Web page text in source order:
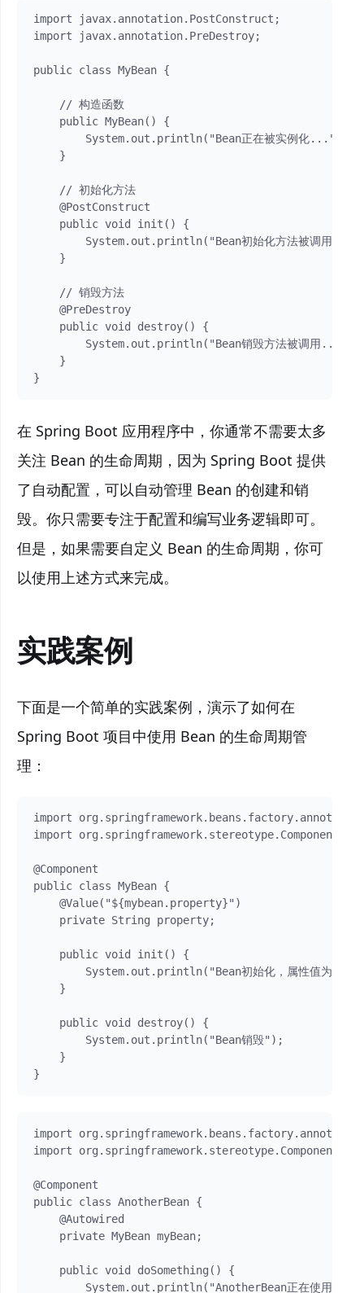
import javax.annotation.PostConstruct;
import javax.annotation.PreDestroy;
public class MyBean {
    // 构造函数
    public MyBean() {
        System.out.println("Bean正在被实例化...");
    }
    // 初始化方法
    @PostConstruct
    public void init() {
System.out.println("Bean初始化方法被调用
    }
    // 销毁方法
    @PreDestroy
    public void destroy() {
        System.out.println("Bean销毁方法被调用...");
    }
}
在 Spring Boot 应用程序中，你通常不需要太多
关注 Bean 的生命周期，因为 Spring Boot 提供
了自动配置，可以自动管理 Bean 的创建和销
毁。你只需要专注于配置和编写业务逻辑即可。
但是，如果需要自定义 Bean 的生命周期，你可
以使用上述方式来完成。
实践案例
下面是一个简单的实践案例，演示了如何在
Spring Boot 项目中使用 Bean 的生命周期管
理：
import
import org.springframework.stereotype.Component;
@Component
public class MyBean {
    @Value("${mybean.property}")
    private String property;
    public void init() {
System.out.println("Bean初始化，属性值为: "
    }
    public void destroy() {
        System.out.println("Bean销毁");
    }
}
import
import org.springframework.stereotype.Component;
@Component
public class AnotherBean {
    @Autowired
    private MyBean myBean;
    public void doSomething() {
System.out.println("AnotherBean正在使用